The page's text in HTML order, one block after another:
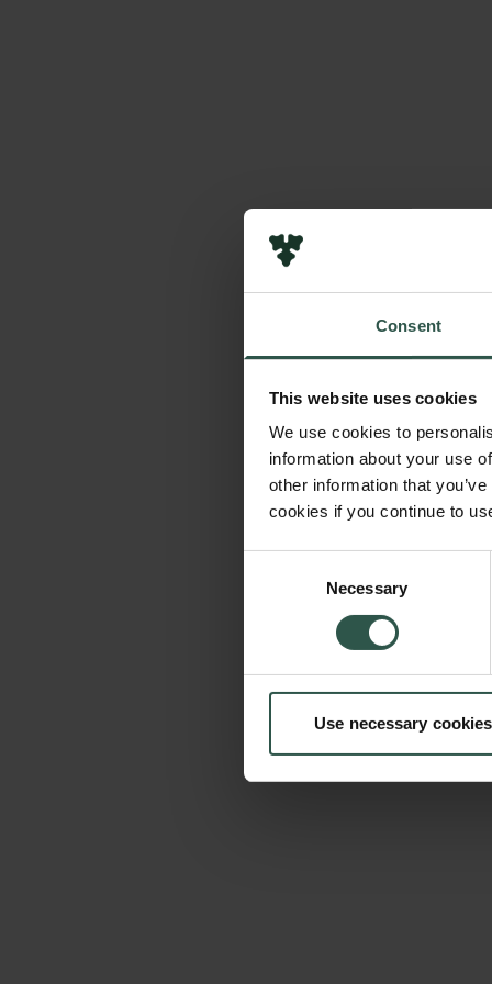
Consent
This website uses cookies
We use cookies to
information about your use
other information that
cookies if you continue to
Necessary
Use necessary